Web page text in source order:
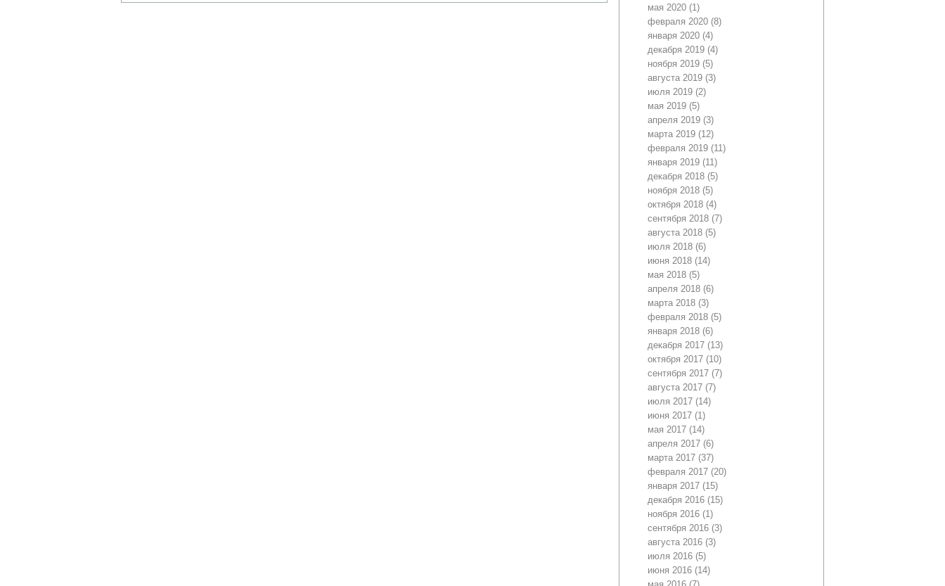
мая 2020 (1)
февраля 2020 (8)
января 2020 (4)
декабря 2019 (4)
ноября 2019 (5)
августа 2019 (3)
июля 2019 (2)
мая 2019 (5)
апреля 2019 (3)
марта 2019 (12)
февраля 2019 (11)
января 2019 (11)
декабря 2018 (5)
ноября 2018 (5)
октября 2018 (4)
сентября 2018 (7)
августа 2018 (5)
июля 2018 (6)
июня 2018 (14)
мая 2018 (5)
апреля 2018 (6)
марта 2018 (3)
февраля 2018 (5)
января 2018 (6)
декабря 2017 (13)
октября 2017 (10)
сентября 2017 (7)
августа 2017 (7)
июля 2017 (14)
июня 2017 (1)
мая 2017 (14)
апреля 2017 (6)
марта 2017 (37)
февраля 2017 (20)
января 2017 (15)
декабря 2016 (15)
ноября 2016 (1)
сентября 2016 (3)
августа 2016 (3)
июля 2016 (5)
июня 2016 (14)